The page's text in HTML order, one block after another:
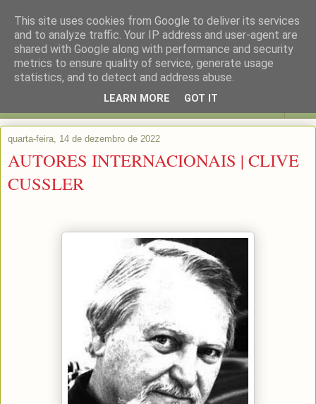
quarta-feira, 14 de dezembro de 2022
AUTORES INTERNACIONAIS | CLIVE
CUSSLER
This site uses cookies from Google to deliver its services
and to analyze traffic. Your IP address and user-agent are
shared with Google along with performance and security
metrics to ensure quality of service, generate usage
statistics, and to detect and address abuse.
LEARN MORE GOT IT